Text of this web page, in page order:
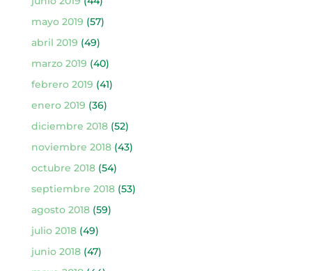
mayo 2019 (57)
abril 2019 (49)
marzo 2019 (40)
febrero 2019 (41)
enero 2019 (36)
diciembre 2018(52)
noviembre 2018(43)
octubre 2018(54)
septiembre 2018(53)
agosto 2018(59)
julio 2018(49)
junio 2018(47)